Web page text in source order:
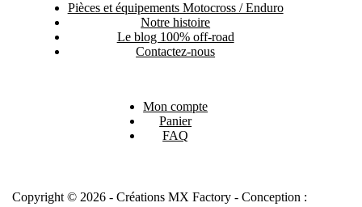
Pièces et équipements Motocross / Enduro
Notre histoire
Le blog 100% off-road
Contactez-nous
Mon compte
Panier
FAQ
Copyright © 2026 - Créations MX Factory - Conception :